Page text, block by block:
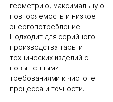
геометрию, максимальную
повторяемость и низкое
энергопотребление.
Подходит для серийного
производства тары и
технических изделий с
повышенными
требованиями к чистоте
процесса и точности.